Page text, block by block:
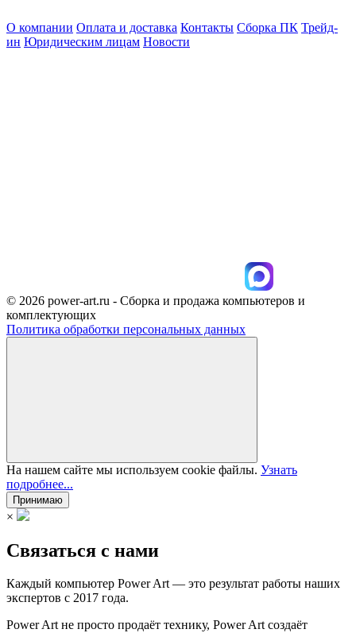
О компании Оплата и доставка Контакты Сборка ПК Трейд-
ин Юридическим лицам Новости
© 2026 power-art.ru - Сборка и продажа компьютеров и
комплектующих
Политика обработки персональных данных
На нашем сайте мы используем cookie файлы. Узнать
подробнее...
Принимаю
×
Связаться с нами
Каждый компьютер Power Art — это результат работы наших
экспертов с 2017 года.
Power Art не просто продаёт технику, Power Art создаёт